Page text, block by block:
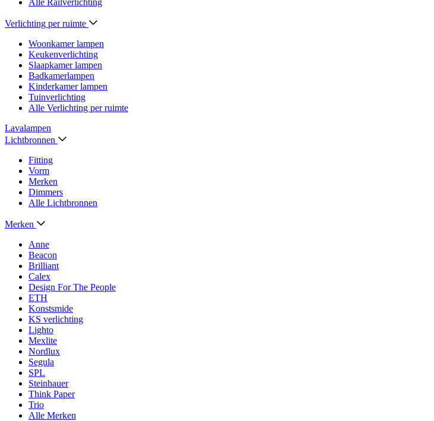
Alle Railverlichting
Verlichting per ruimte
Woonkamer lampen
Keukenverlichting
Slaapkamer lampen
Badkamerlampen
Kinderkamer lampen
Tuinverlichting
Alle Verlichting per ruimte
Lavalampen
Lichtbronnen
Fitting
Vorm
Merken
Dimmers
Alle Lichtbronnen
Merken
Anne
Beacon
Brilliant
Calex
Design For The People
ETH
Konstsmide
KS verlichting
Lighto
Mexlite
Nordlux
Segula
SPL
Steinhauer
Think Paper
Trio
Alle Merken